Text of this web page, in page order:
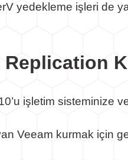
yedekleme işleri de
Replication
işletim sisteminize
Veeam kurmak için